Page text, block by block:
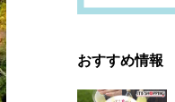
おすすめ情報